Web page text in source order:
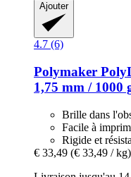
Ajouter
4.7 (6)
Polymaker
1,75 mm / 1000
Brille dans
Facile à
Rigide et
€ 33,49 (€ 33,49 / kg)